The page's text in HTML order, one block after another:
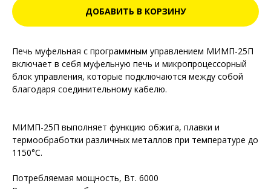
ДОБАВИТЬ В КОРЗИНУ
Печь муфельная с программным управлением МИМП-25П
включает в себя муфельную печь и микропроцессорный
блок управления, которые подключаются между собой
благодаря соединительному кабелю.
МИМП-25П выполняет функцию обжига, плавки и
термообработки различных металлов при температуре до
1150°С.
Потребляемая мощность, Вт. 6000